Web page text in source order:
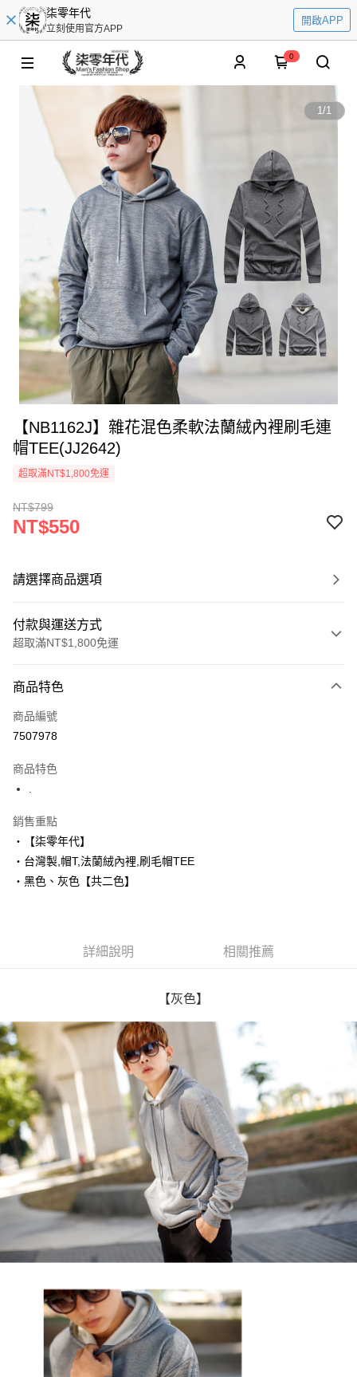
柒零年代
立刻使用官方APP
開啟APP
0
1/1
【NB1162J】雜花混色柔軟法蘭絨內裡刷毛連
帽TEE(JJ2642)
超取滿NT$1,800免運
NT$799
NT$550
請選擇商品選項
付款與運送方式
超取滿NT$1,800免運
信用卡一次付款
超商取貨付款
街口支付
悠遊付
Google Pay
AFTEE先享後付是「在收到商品之後才付款」的支付方式。 讓您購物簡單
２．便利：只要手機號碼，簡訊認證，即可結帳。
【「AFTEE先享後付」結帳流程】
１．於結帳方式選擇「AFTEE先享後付」後，將跳轉至「AFTEE先享後付」
結帳頁面，進行簡訊認證並確認金額後，即可完成結帳。
２．訂單成立數日內，您將收到繳費通知簡訊。
３．收到繳費通知簡訊後14天內，點擊此簡訊中的連結，可透過四大超商／
ATM／網路銀行／等多元方式進行付款，方視為交易完成。
※ 請注意：結帳手續完成當下不需立刻繳費，但若您需要取消訂單，請聯絡
購買商品的店家。未經商家同意取消之訂單仍視為有效，需透過AFTEE先享
後付繳納相關費用。
※ 交易是否成功請以「AFTEE先享後付 」之結帳頁面顯示為準，若有關於
是否繳費成功／繳費後需取消欲退款等相關疑問，請聯繫「AFTEE先享後付
客戶支援中心」
https://netprotections.freshdesk.com/support/home
【注意事項】
１．透過由恩沛科技股份有限公司提供之「AFTEE先享後付」服務完成之交
易，需依本服務之必要範圍內提供個人資料，並將交易相關給付款項請求債
https://aftee.tw/terms/#terms3
３．未成年的使用者請事先徵得法定代理人或監護人之同意方可使用
「AFTEE先享後付」，若未經同意申辦者引起之損失，本公司不負相關責
４．使用「AFTEE先享後付」時，將依據個別帳號之用戶狀況，依本公司即
時審查核予不同之上限額度；若仍有額度不足之情形，本公司將視審查結果
每筆NT$80，滿NT$1,800(含以上)免運費
先付款後全家取貨
每筆NT$80，滿NT$1,800(含以上)免運費
7-11付款取貨
每筆NT$80，滿NT$1,800(含以上)免運費
先付款後7-11取貨
每筆NT$80，滿NT$1,800(含以上)免運費
每筆NT$120，滿NT$3,000(含以上)免運費
商品特色
商品編號
7507978
商品特色
銷售重點
‧【柒零年代】
‧台灣製,帽T,法蘭絨內裡,刷毛帽TEE
‧黑色、灰色【共二色】
詳細說明 相關推薦
【灰色】